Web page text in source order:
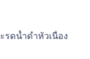
รดน้ำดำหัวเนื่อง